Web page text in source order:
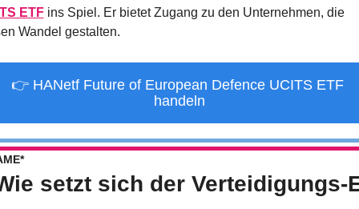
ETF ins Spiel. Er bietet Zugang zu den Unternehmen, die
Wandel gestalten.
👉 HANetf Future of European Defence UCITS ETF
handeln
setzt sich der Verteidigungs-